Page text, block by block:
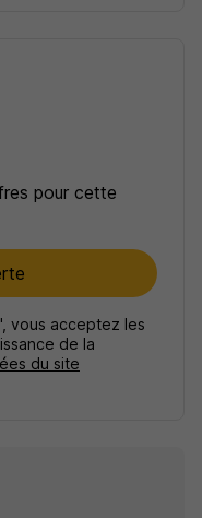
pour cette
vous acceptez les
de la
du site